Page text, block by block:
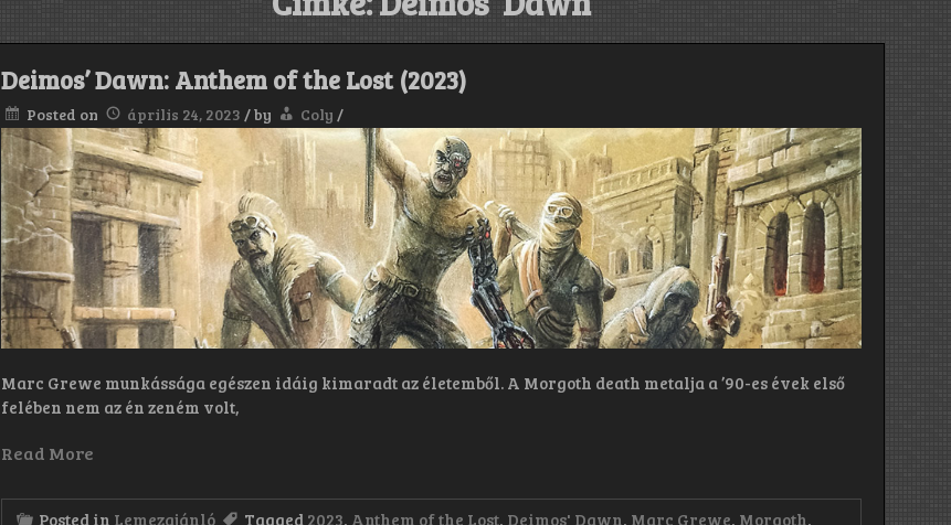
Deimos’ Dawn: Anthem of the Lost (2023)
Posted on április 24, 2023 /by Coly /
Marc Grewe munkássága egészen idáig kimaradt az életemből. A Morgoth death metalja a ’90-es évek első
felében nem az én zeném volt,
Read More
Posted in Lemezajánló Tagged 2023, Anthem of the Lost, Deimos' Dawn, Marc Grewe, Morgoth,